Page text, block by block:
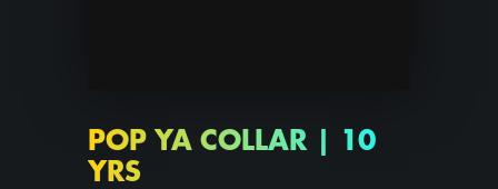
POP YA COLLAR | 10
YRS